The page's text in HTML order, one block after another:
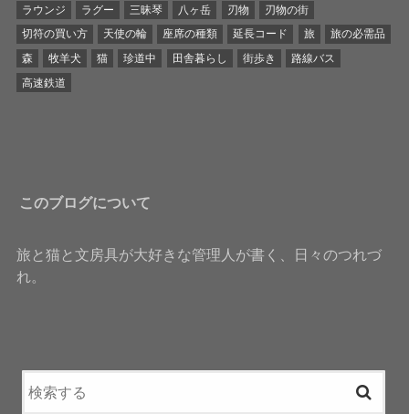
ラウンジ
ラグー 三昧琴 八ヶ岳 刃物
刃物の街
切符の買い方
天使の輪 座席の種類 延長コード 旅
旅の必需品
森
牧羊犬 猫 珍道中 田舎暮らし 街歩き
路線バス
高速鉄道
このブログについて
旅と猫と文房具が大好きな管理人が書く、日々のつれづ
れ。